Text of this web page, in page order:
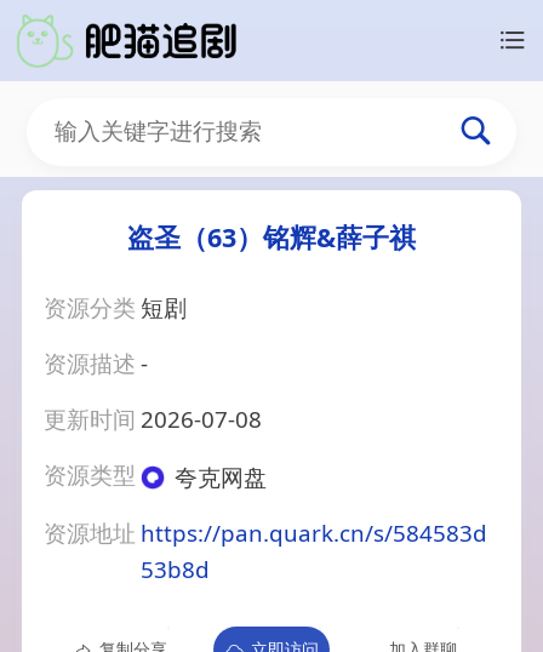
盗圣（63）铭辉&薛子祺
资源分类 短剧
资源描述-
更新时间 2026-07-08
资源类型
夸克网盘
资源地址 https://pan.quark.cn/s/584583d
53b8d